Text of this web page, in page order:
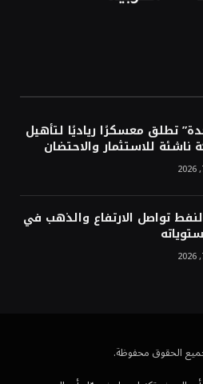
تطلق معسكرًا رياديًا لتأهيل
تواصل الارتفاع والذهب في